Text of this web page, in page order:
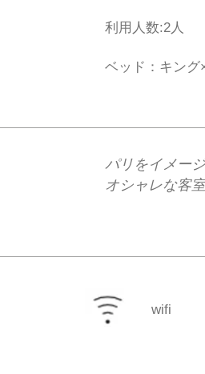
​利用人数:2人
ベッド：キング
パリをイメー
オシャレな客室
wifi